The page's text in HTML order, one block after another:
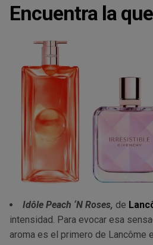
Encuentra la
Idôle Peach ‘N Roses, de
intensidad. Para evocar esa
aroma es el primero de Lancôme